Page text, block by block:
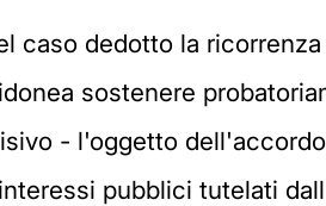
caso dedotto la
sostenere
- l'oggetto
pubblici tutelati